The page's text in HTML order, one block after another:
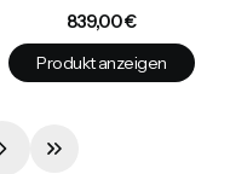
Preis
839,00 €
Produkt anzeigen
Zur letzten